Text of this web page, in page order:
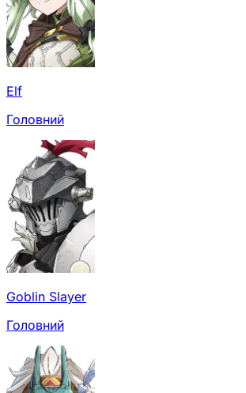
Elf
Головний
Goblin Slayer
Головний